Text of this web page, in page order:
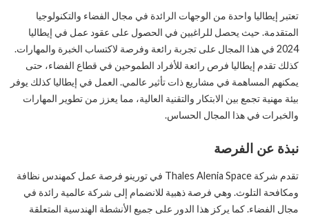
تعتبر إيطاليا واحدة من الوجهات الرائدة في مجال الفضاء والتكنولوجيا
المتقدمة. حيث يحصل للراغبين في الحصول على عقود عمل في إيطاليا
2024 في هذا المجال على تجربة رائعة وفرصة لاكتساب الخبرة والمهارات.
كذلك تقدم إيطاليا فرص رائعة للأفراد الطموحين في قطاع الفضاء، حتى
يمكنهم المساهمة في مشاريع ذات تأثير عالمي. العمل في إيطاليا كذلك يوفر
بيئة مهنية تجمع بين الابتكار والتقنية العالية، مما يعزز من تطوير المهارات
والخبرات في هذا المجال الحساس.
نبذة عن الفرصة
تقدم شركة Thales Alenia Space في تورينو فرصة عمل كمهندس نظافة
ومكافحة التلوث. وهي فرصة ذهبية للانضمام إلى شركة عالمية رائدة في
مجال الفضاء. كما يركز هذا الدور على جميع الأنشطة الهندسية المتعلقة